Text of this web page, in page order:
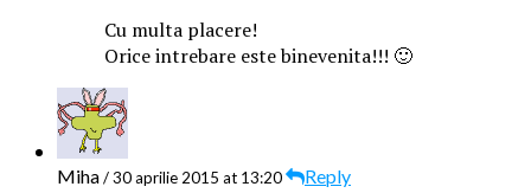
Cu multa placere!
Orice intrebare este binevenita!!! 🙂
Miha/ 30 aprilie 2015 at 13:20 Reply